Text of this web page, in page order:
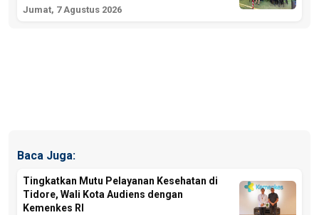
Jumat, 7 Agustus 2026
Baca Juga:
Tingkatkan Mutu Pelayanan Kesehatan di
Tidore, Wali Kota Audiens dengan
Kemenkes RI